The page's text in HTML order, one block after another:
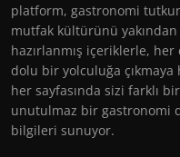
platform, gastronomi
mutfak kültürünü
hazırlanmış içeriklerle,
dolu bir yolculuğa çıkmaya
her sayfasında sizi farklı
unutulmaz bir gastronomi
bilgileri sunuyor.